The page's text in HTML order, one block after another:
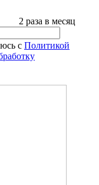
2 раза в месяц
с Политикой